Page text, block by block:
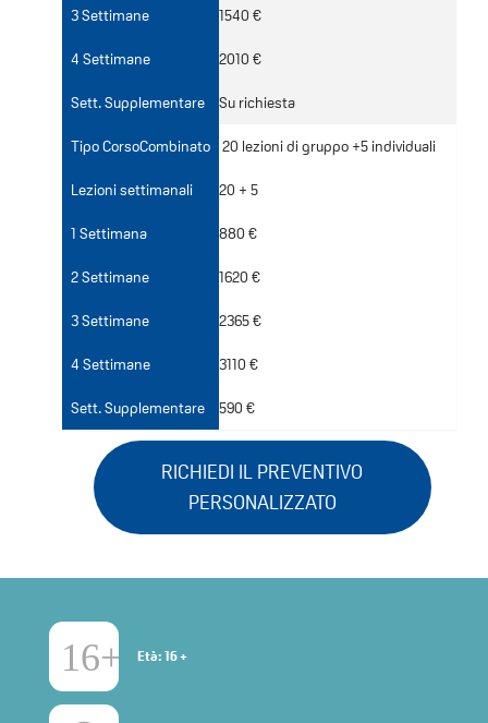
3 Settimane 1540 €
4 Settimane 2010 €
Sett. Supplementare Su richiesta
Tipo CorsoCombinato 20 lezioni di gruppo +5 individuali
Lezioni settimanali 20 + 5
1 Settimana 880 €
2 Settimane 1620 €
3 Settimane 2365 €
4 Settimane 3110 €
Sett. Supplementare 590 €
RICHIEDI IL PREVENTIVO
PERSONALIZZATO
Età: 16 +